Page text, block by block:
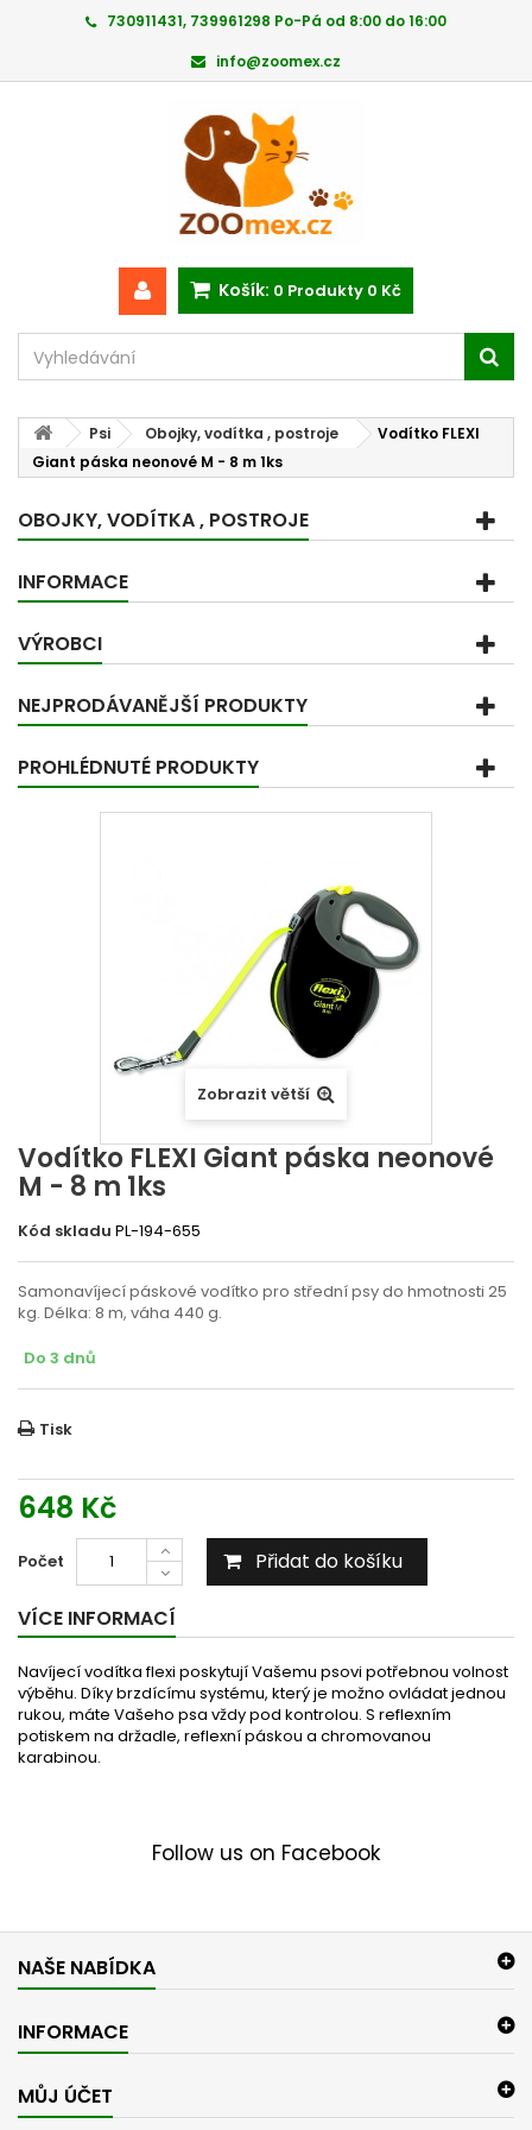
730911431, 739961298 Po-Pá od 8:00 do 16:00
info@zoomex.cz
Košík: 0 Produkty 0 Kč
Psi Obojky, vodítka , postroje
Vodítko FLEXI
Giant páska neonové M - 8 m 1ks
OBOJKY, VODÍTKA , POSTROJE
INFORMACE
VÝROBCI
NEJPRODÁVANĚJŠÍ PRODUKTY
PROHLÉDNUTÉ PRODUKTY
Zobrazit větší
Vodítko FLEXI Giant páska neonové
M - 8 m 1ks
Kód skladu PL-194-655
Samonavíjecí páskové vodítko pro střední psy do hmotnosti 25
kg. Délka: 8 m, váha 440 g.
Do 3 dnů
Tisk
648 Kč
Počet Přidat do košíku
VÍCE INFORMACÍ
Navíjecí vodítka flexi poskytují Vašemu psovi potřebnou volnost
výběhu. Díky brzdícímu systému, který je možno ovládat jednou
rukou, máte Vašeho psa vždy pod kontrolou. S reflexním
potiskem na držadle, reflexní páskou a chromovanou
karabinou.
Follow us on Facebook
NAŠE NABÍDKA
INFORMACE
MŮJ ÚČET